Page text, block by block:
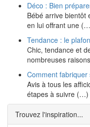
Déco : Bien
Bébé arrive bientôt
en lui offrant une
Tendance : le
Chic, tendance et
nombreuses
Comment
Avis à tous les
étapes à suivre (…)
Trouvez l'inspiration...